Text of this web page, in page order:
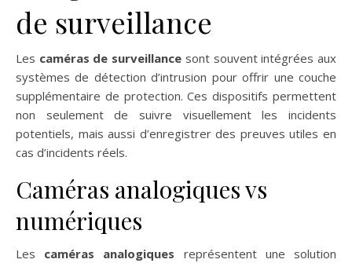
de surveillance
Les caméras de surveillance sont souvent intégrées aux
systèmes de détection d’intrusion pour offrir une couche
supplémentaire de protection. Ces dispositifs permettent
non seulement de suivre visuellement les incidents
potentiels, mais aussi d’enregistrer des preuves utiles en
cas d’incidents réels.
Caméras analogiques vs
numériques
Les caméras analogiques représentent une solution